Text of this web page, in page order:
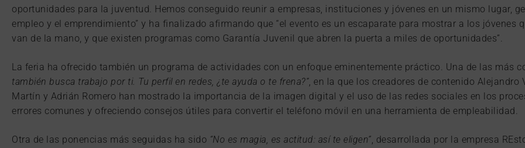
oportunidades para la juventud. Hemos conseguido reunir a empresas, instituciones y jóvenes en un mismo lugar,
empleo y el emprendimiento” y ha finalizado afirmando que “el evento es un escaparate para mostrar a los jóvenes
van de la mano, y que existen programas como Garantía Juvenil que abren la puerta a miles de oportunidades”.
La feria ha ofrecido también un programa de actividades con un enfoque eminentemente práctico. Una de las más
también busca trabajo por ti. Tu perfil en redes, ¿te ayuda o te frena?”, en la que los creadores de contenido Alejandro
Martín y Adrián Romero han mostrado la importancia de la imagen digital y el uso de las redes sociales en los
errores comunes y ofreciendo consejos útiles para convertir el teléfono móvil en una herramienta de empleabilidad.
Otra de las ponencias más seguidas ha sido “No es magia, es actitud: así te eligen”, desarrollada por la empresa